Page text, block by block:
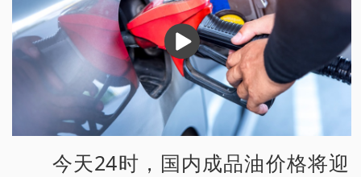
播
放
今天24时，国内成品油价格将迎